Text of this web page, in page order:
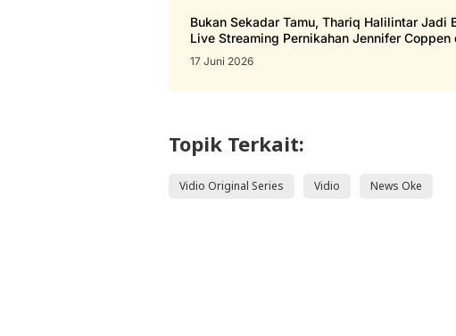
Bukan Sekadar Tamu, Thariq Halilintar Jadi
Live Streaming Pernikahan Jennifer
Hubner
17 Juni 2026
Topik Terkait:
Vidio Original Series Vidio News Oke